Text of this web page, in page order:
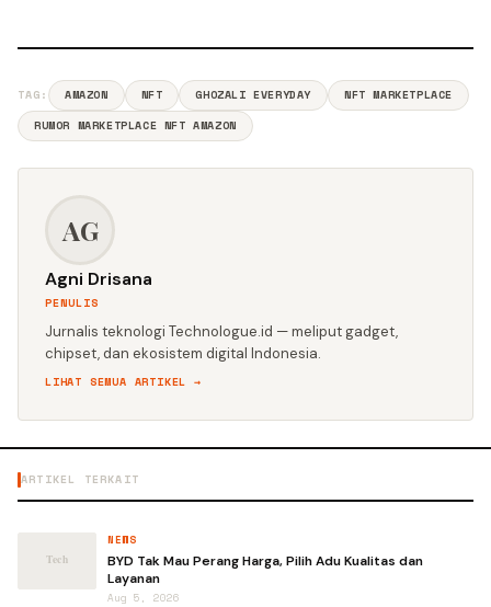
TAG: AMAZON NFT GHOZALI EVERYDAY
NFT MARKETPLACE
RUMOR MARKETPLACE NFT AMAZON
AG
Agni Drisana
PENULIS
Jurnalis teknologi Technologue.id — meliput gadget,
chipset, dan ekosistem digital Indonesia.
LIHAT SEMUA ARTIKEL →
ARTIKEL TERKAIT
NEWS
BYD Tak Mau Perang Harga, Pilih Adu Kualitas dan
Layanan
Aug 5, 2026